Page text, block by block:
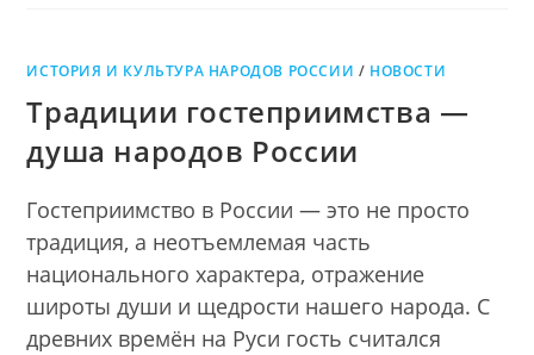
ИСТОРИЯ И КУЛЬТУРА НАРОДОВ РОССИИ / НОВОСТИ
Традиции гостеприимства —
душа народов России
Гостеприимство в России — это не просто
традиция, а неотъемлемая часть
национального характера, отражение
широты души и щедрости нашего народа. С
древних времён на Руси гость считался